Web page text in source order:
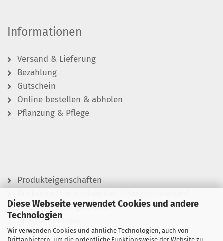
Diese Webseite verwendet Cookies und andere
Technologien
Wir verwenden Cookies und ähnliche Technologien, auch von
Drittanbietern, um die ordentliche Funktionsweise der Website zu
Informationen
Versand & Lieferung
Bezahlung
Gutschein
Online bestellen & abholen
Pflanzung & Pflege
Produkteigenschaften
Wässern leicht gemacht
Pflanzen düngen